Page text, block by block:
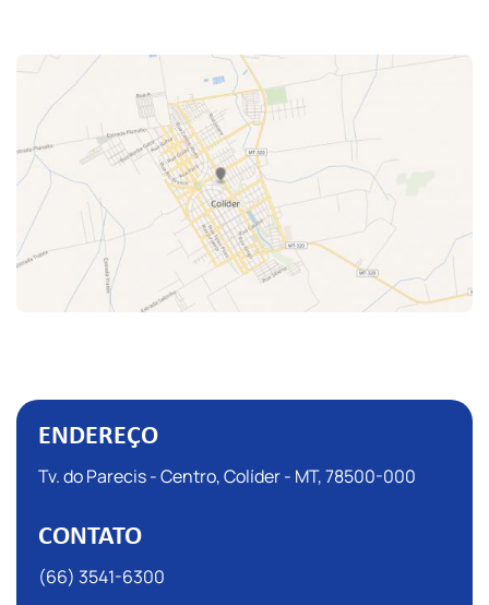
ENDEREÇO
Tv. do Parecis - Centro, Colíder - MT, 78500-000
CONTATO
(66) 3541-6300